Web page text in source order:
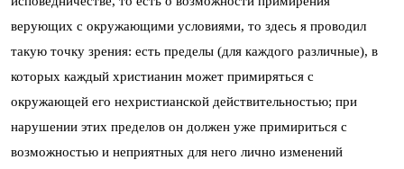
верующих с окружающими условиями, то здесь я проводил
такую точку зрения: есть пределы (для каждого различные), в
которых каждый христианин может примиряться с
окружающей его нехристианской действительностью; при
нарушении этих пределов он должен уже примириться с
возможностью и неприятных для него лично изменений